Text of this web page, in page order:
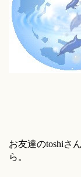
お友達のtoshiさ
ら。